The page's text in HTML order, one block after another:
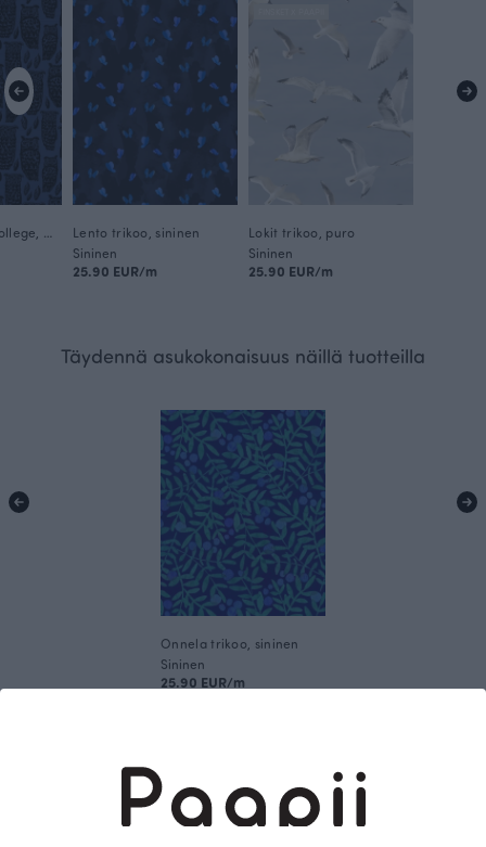
Lento trikoo, sininen
Sininen
25.90 EUR/m
Lokit trikoo, puro
Sininen
25.90 EUR/m
Täydennä asukokonaisuus näillä tuotteilla
Onnela trikoo, sininen
Sininen
25.90 EUR/m